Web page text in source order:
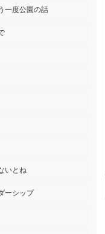
一度公園の話
いとね
ーシップ